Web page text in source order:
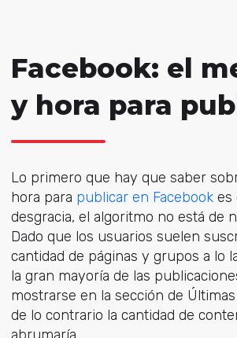
Facebook: el
y hora para
Lo primero que hay que saber
hora para publicar en Facebookes
desgracia, el algoritmo no está de
Dado que los usuarios suelen
cantidad de páginas y grupos a lo
la gran mayoría de las
mostrarse en la sección de
de lo contrario la cantidad de